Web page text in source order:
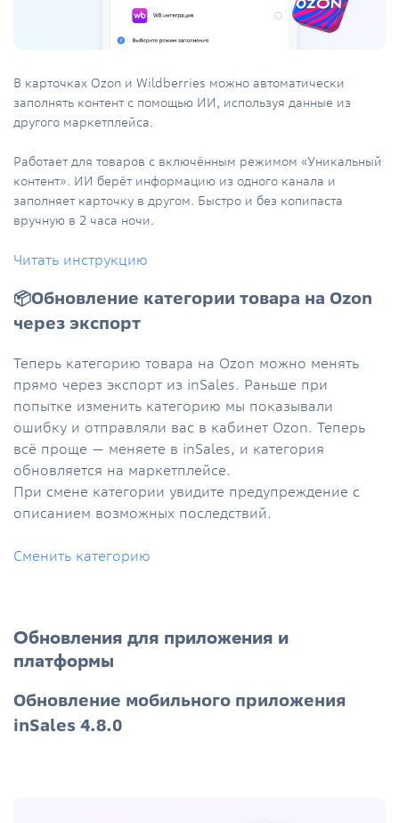
В карточках Ozon и Wildberries можно автоматически
заполнять контент с помощью ИИ, используя данные из
другого маркетплейса.
Работает для товаров с включённым режимом «Уникальный
контент». ИИ берёт информацию из одного канала и
заполняет карточку в другом. Быстро и без копипаста
вручную в 2 часа ночи.
Читать инструкцию
📦Обновление категории товара на Ozon
через экспорт
Теперь категорию товара на Ozon можно менять
прямо через экспорт из inSales. Раньше при
попытке изменить категорию мы показывали
ошибку и отправляли вас в кабинет Ozon. Теперь
всё проще — меняете в inSales, и категория
обновляется на маркетплейсе.
При смене категории увидите предупреждение с
описанием возможных последствий.
Сменить категорию
Обновления для приложения и
платформы
Обновление мобильного приложения
inSales 4.8.0